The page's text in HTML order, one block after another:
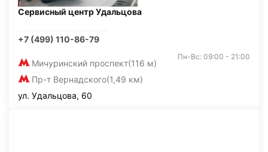
Сервисный центр Удальцова
+7 (499) 110-86-79
Мичуринский проспект(116 м)
Пр-т Вернадского(1,49 км)
Пн-Вс: 09:00 - 21:00
ул. Удальцова, 60